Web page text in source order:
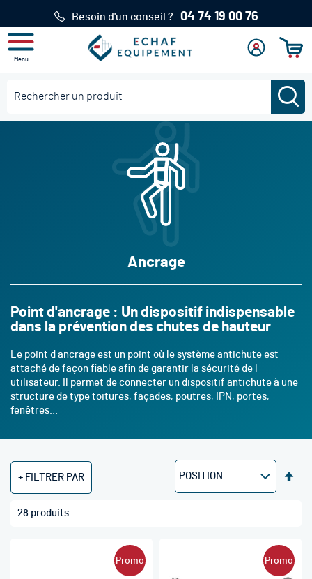
Menu
Besoin d'un conseil ? 04 74 19 00 76
compte
connecter
Ancrage
Point d'ancrage : Un dispositif indispensable
dans la prévention des chutes de hauteur
Le point d ancrage est un point où le système antichute est
attaché de façon fiable afin de garantir la sécurité de l
utilisateur. Il permet de connecter un dispositif antichute à une
structure de type toitures, façades, poutres, IPN, portes,
fenêtres…
28 produits
Promo Promo
FILTRER PAR